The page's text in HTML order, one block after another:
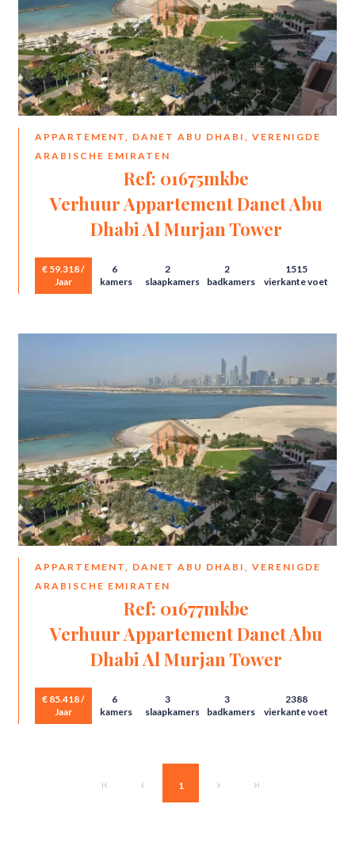
APPARTEMENT, DANET ABU DHABI, VERENIGDE
ARABISCHE EMIRATEN
Ref: 01675mkbe
Verhuur Appartement Danet Abu
Dhabi Al Murjan Tower
€ 59.318 /
Jaar
6
kamers
2
slaapkamers
2
badkamers
1515
vierkante voet
APPARTEMENT, DANET ABU DHABI, VERENIGDE
ARABISCHE EMIRATEN
Ref: 01677mkbe
Verhuur Appartement Danet Abu
Dhabi Al Murjan Tower
€ 85.418 /
Jaar
6
kamers
3
slaapkamers
3
badkamers
2388
vierkante voet
1